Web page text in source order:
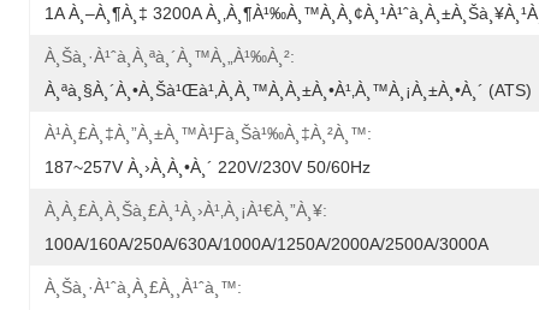
1A À¸–À¸¶à¸‡ 3200A
À¸Šà¸·à¹ˆà¸­à¸ªà¸´à¸™à¸„à¹‰à¸²:
À¸ªà¸§à¸´à¸•à¸Šà¹Œà¹‚à¸­à¸™à¸­à¸±à¸•à¹‚à¸™à¸¡à¸±à¸•à¸´ (ATS)
À¹à¸£à¸‡à¸”à¸±à¸™à¹ƒà¸Šà¹‰à¸‡à¸²à¸™:
187~257V À¸›à¸à¸•à¸´ 220V/230V 50/60Hz
À¸à¸£à¸­à¸šà¸£à¸¹à¸›à¹‚à¸¡à¹€à¸”à¸¥:
100A/160A/250A/630A/1000A/1250A/2000A/2500A/3000A
À¸Šà¸·à¹ˆà¸­à¸£à¸¸à¹ˆà¸™: